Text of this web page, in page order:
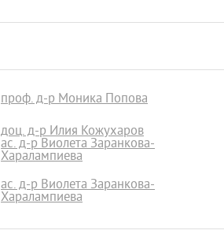
проф. д-р Моника Попова
доц. д-р Илия Кожухаров
ас. д-р Виолета Заранкова-
Харалампиева
ас. д-р Виолета Заранкова-
Харалампиева